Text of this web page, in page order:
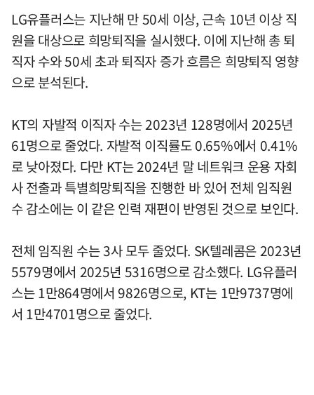
LG유플러스는 지난해 만 50세 이상, 근속 10년 이상 직
원을 대상으로 희망퇴직을 실시했다. 이에 지난해 총 퇴
직자 수와 50세 초과 퇴직자 증가 흐름은 희망퇴직 영향
으로 분석된다.
KT의 자발적 이직자 수는 2023년 128명에서 2025년
61명으로 줄었다. 자발적 이직률도 0.65%에서 0.41%
로 낮아졌다. 다만 KT는 2024년 말 네트워크 운용 자회
사 전출과 특별희망퇴직을 진행한 바 있어 전체 임직원
수 감소에는 이 같은 인력 재편이 반영된 것으로 보인다.
전체 임직원 수는 3사 모두 줄었다. SK텔레콤은 2023년
5579명에서 2025년 5316명으로 감소했다. LG유플러
스는 1만864명에서 9826명으로, KT는 1만9737명에
서 1만4701명으로 줄었다.